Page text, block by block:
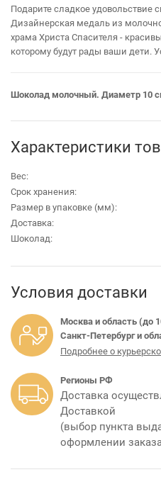
Подарите сладкое удовольствие
Дизайнерская медаль из
храма Христа Спасителя -
которому будут рады ваши дети.
Шоколад молочный. Диаметр 10
Характеристики
Вес:
Срок хранения:
Размер в упаковке (мм):
Доставка:
Шоколад:
Условия доставки
Москва и область (до
Санкт-Петербург и
Подробнее о
Регионы РФ
Доставка
Доставкой
(выбор пункта
оформлении